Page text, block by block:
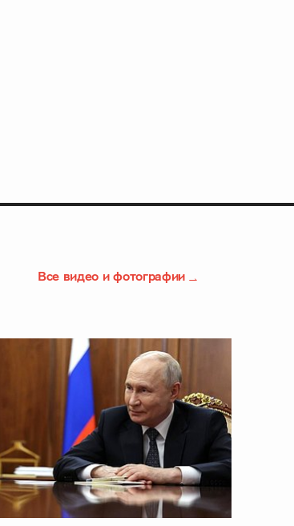
Все видео и фотографии